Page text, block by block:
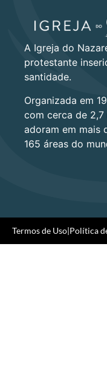
A Igreja do
protestante
santidade.
Organizada em
com cerca de
adoram em mais
165 áreas do
Termos de Uso|Política